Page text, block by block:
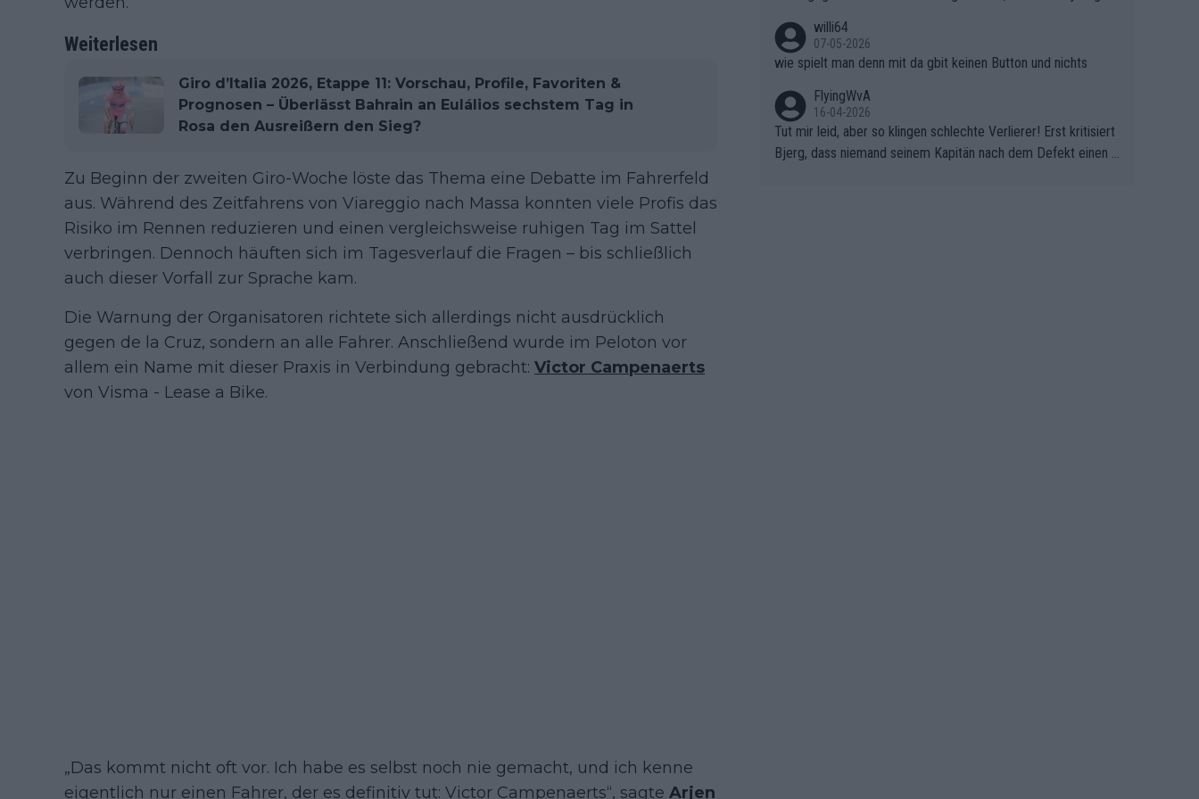
Weiterlesen
Giro d’Italia 2026, Etappe 11: Vorschau, Profile, Favoriten &
Prognosen – Überlässt Bahrain an Eulálios sechstem Tag in
Rosa den Ausreißern den Sieg?
Zu Beginn der zweiten Giro-Woche löste das Thema eine Debatte im Fahrerfeld
aus. Während des Zeitfahrens von Viareggio nach Massa konnten viele Profis das
Risiko im Rennen reduzieren und einen vergleichsweise ruhigen Tag im Sattel
verbringen. Dennoch häuften sich im Tagesverlauf die Fragen – bis schließlich
auch dieser Vorfall zur Sprache kam.
Die Warnung der Organisatoren richtete sich allerdings nicht ausdrücklich
gegen de la Cruz, sondern an alle Fahrer. Anschließend wurde im Peloton vor
allem ein Name mit dieser Praxis in Verbindung gebracht: Victor Campenaerts
von Visma - Lease a Bike.
„Das kommt nicht oft vor. Ich habe es selbst noch nie gemacht, und ich kenne
eigentlich nur einen Fahrer, der es definitiv tut: Victor Campenaerts“, sagte Arjen
willi64
07-05-2026
wie spielt man denn mit da gbit keinen Button und nichts
FlyingWvA
16-04-2026
Tut mir leid, aber so klingen schlechte Verlierer! Erst kritisiert
Bjerg, dass niemand seinem Kapitän nach dem Defekt einen r